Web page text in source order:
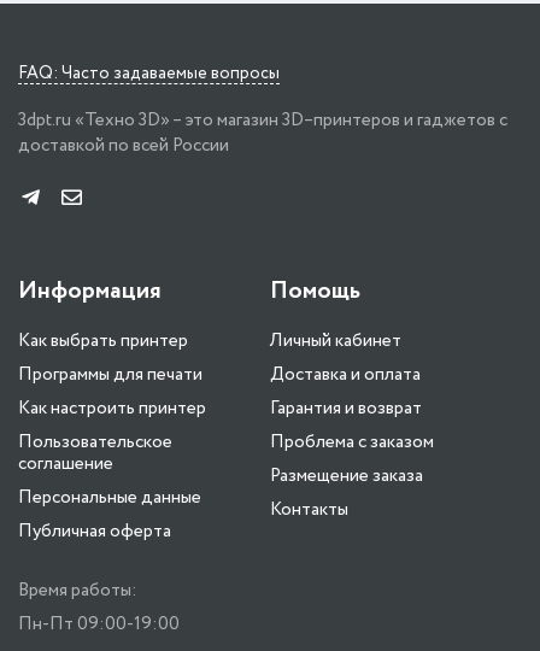
FAQ: Часто задаваемые вопросы
3dpt.ru «Техно 3D» – это магазин 3D–принтеров и гаджетов с
доставкой по всей России
Информация
Как выбрать принтер
Программы для печати
Как настроить принтер
Пользовательское
соглашение
Персональные данные
Публичная оферта
Помощь
Личный кабинет
Доставка и оплата
Гарантия и возврат
Проблема с заказом
Размещение заказа
Контакты
Время работы:
Пн-Пт 09:00-19:00